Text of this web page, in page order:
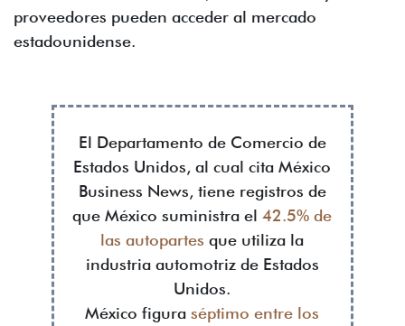
proveedores pueden acceder al mercado
estadounidense.
El Departamento de Comercio de
Estados Unidos, al cual cita México
Business News, tiene registros de
que México suministra el42.5% de
las autopartes que utiliza la
industria automotriz de Estados
Unidos.
México figuraséptimo entre los